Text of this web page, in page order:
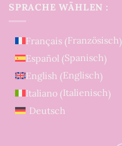
SPRACHE WÄHLEN :
Français (Französisch)
Español (Spanisch)
English (Englisch)
Italiano (Italienisch)
Deutsch